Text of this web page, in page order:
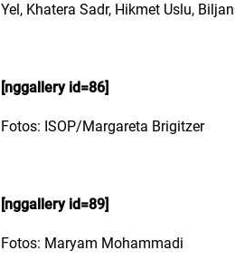
Yel, Khatera Sadr, Hikmet Uslu,
[nggallery id=86]
Fotos: ISOP/Margareta Brigitzer
[nggallery id=89]
Fotos: Maryam Mohammadi